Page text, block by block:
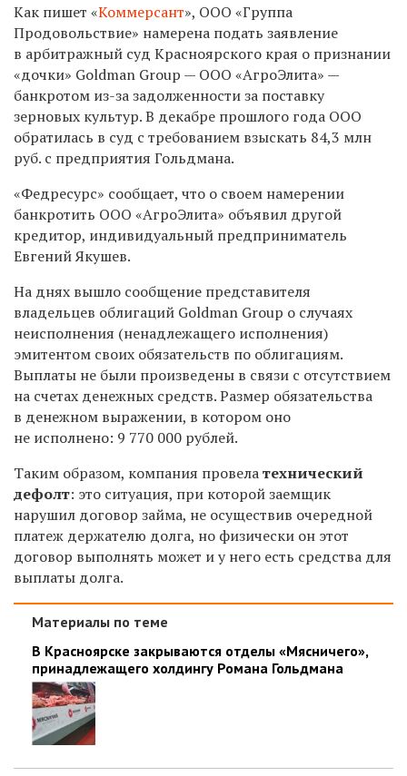
Как пишет «Коммерсант», ООО «Группа
Продовольствие» намерена подать заявление
в арбитражный суд Красноярского края о признании
«дочки» Goldman Group — ООО «АгроЭлита» —
банкротом из-за задолженности за поставку
зерновых культур. В декабре прошлого года ООО
обратилась в суд с требованием взыскать 84,3 млн
руб. с предприятия Гольдмана.
«Федресурс» сообщает, что о своем намерении
банкротить ООО «АгроЭлита» объявил другой
кредитор, индивидуальный предприниматель
Евгений Якушев.
На днях вышло сообщение представителя
владельцев облигаций Goldman Group о случаях
неисполнения (ненадлежащего исполнения)
эмитентом своих обязательств по облигациям.
Выплаты не были произведены в связи с отсутствием
на счетах денежных средств. Размер обязательства
в денежном выражении, в котором оно
не исполнено: 9 770 000 рублей.
Таким образом, компания провелатехнический
дефолт: это ситуация, при которой заемщик
нарушил договор займа, не осуществив очередной
платеж держателю долга, но физически он этот
договор выполнять может и у него есть средства для
выплаты долга.
Материалы по теме
В Красноярске закрываются отделы «Мясничего»,
принадлежащего холдингу Романа Гольдмана